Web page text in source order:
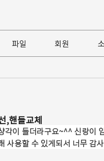
파일 회원
,핸들교체
각이 들더라구요~^^ 신랑이
사용할 수 있게되서 너무 감